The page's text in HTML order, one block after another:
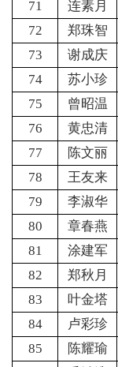
71
连素月
72
郑珠智
73
谢成庆
74
苏小珍
75
曾昭温
76
黄忠清
77
陈文丽
78
王友来
79
李淑华
80
章春燕
81
涂建军
82
郑秋月
83
叶金塔
84
卢彩珍
85
陈耀瑜